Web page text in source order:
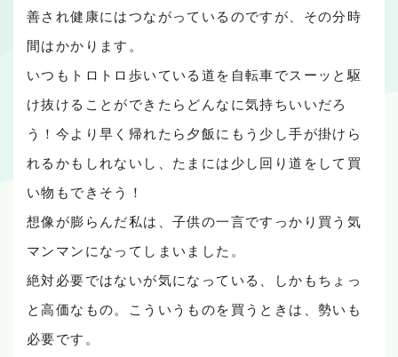
善され健康にはつながっているのですが、その分時
間はかかります。
いつもトロトロ歩いている道を自転車でスーッと駆
け抜けることができたらどんなに気持ちいいだろ
う！今より早く帰れたら夕飯にもう少し手が掛けら
れるかもしれないし、たまには少し回り道をして買
い物もできそう！
想像が膨らんだ私は、子供の一言ですっかり買う気
マンマンになってしまいました。
絶対必要ではないが気になっている、しかもちょっ
と高価なもの。こういうものを買うときは、勢いも
必要です。